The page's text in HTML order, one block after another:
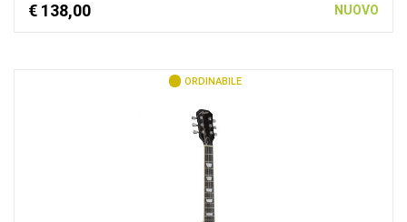
€ 138,00 NUOVO
ORDINABILE